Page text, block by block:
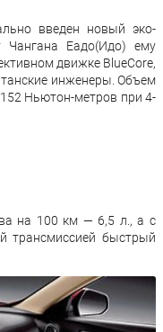
введен новый эко-
Чангана Еадо(Идо) ему
движке BlueCore,
инженеры. Объем
Ньютон-метров при 4-
на 100 км — 6,5 л., а с
трансмиссией быстрый